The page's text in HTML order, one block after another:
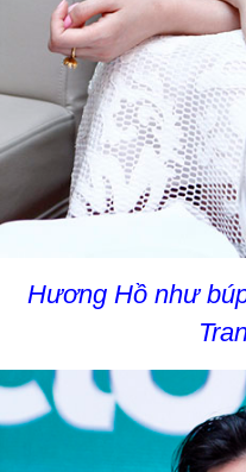
Hương Hồ như